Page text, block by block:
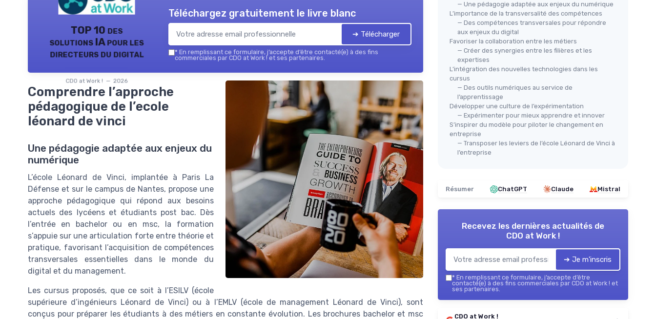
TOP 10 des
solutions IA pour les
directeurs du digital
CDO at Work ! — 2026
Téléchargez gratuitement le livre blanc
➔ Télécharger
* En remplissant ce formulaire, j’accepte d’être contacté(e) à des fins
commerciales par CDO at Work ! et ses partenaires.
Comprendre l’approche
pédagogique de l’ecole
léonard de vinci
Une pédagogie adaptée aux enjeux du
numérique
L’école Léonard de Vinci, implantée à Paris La
Défense et sur le campus de Nantes, propose une
approche pédagogique qui répond aux besoins
actuels des lycéens et étudiants post bac. Dès
l’entrée en bachelor ou en msc, la formation
s’appuie sur une articulation forte entre théorie et
pratique, favorisant l’acquisition de compétences
transversales essentielles dans le monde du
digital et du management.
Les cursus proposés, que ce soit à l’ESILV (école
supérieure d’ingénieurs Léonard de Vinci) ou à l’EMLV (école de management Léonard de Vinci), sont
conçus pour préparer les étudiants à des métiers en constante évolution. Les brochures bachelor et msc
— Une pédagogie adaptée aux enjeux du numérique
L’importance de la transversalité des compétences
— Des compétences transversales pour répondre
aux enjeux du digital
Favoriser la collaboration entre les métiers
— Créer des synergies entre les filières et les
expertises
L’intégration des nouvelles technologies dans les
cursus
— Des outils numériques au service de
l’apprentissage
Développer une culture de l’expérimentation
— Expérimenter pour mieux apprendre et innover
S’inspirer du modèle pour piloter le changement en
entreprise
— Transposer les leviers de l’école Léonard de Vinci à
l’entreprise
Résumer ChatGPT Claude Mistral
Recevez les dernières actualités de
CDO at Work !
➔ Je m'inscris
* En remplissant ce formulaire, j’accepte d’être
contacté(e) à des fins commerciales par CDO at Work ! et
ses partenaires.
CDO at Work !